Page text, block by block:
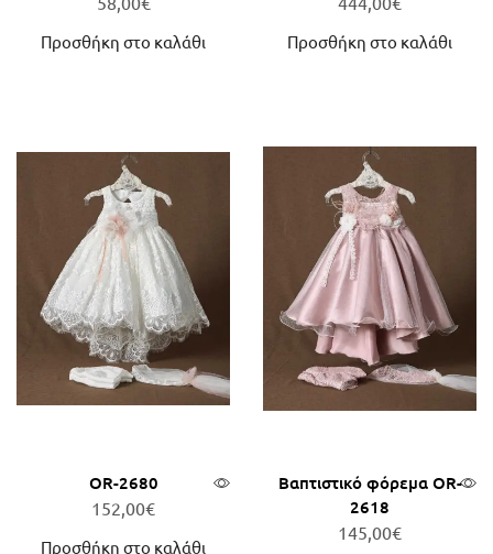
Προσθήκη στο καλάθι Προσθήκη στο καλάθι
OR-2680
152,00€
Προσθήκη στο καλάθι
Βαπτιστικό φόρεμα OR-
2618
145,00€